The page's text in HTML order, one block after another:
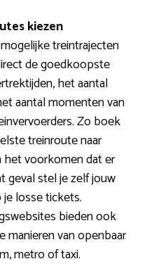
kiezen
treintrajecten
de goedkoopste
het aantal
aantal momenten van
Zo boek
treinroute naar
het voorkomen dat er
geval stel je zelf jouw
losse tickets.
bieden ook
manieren van openbaar
metro of taxi.